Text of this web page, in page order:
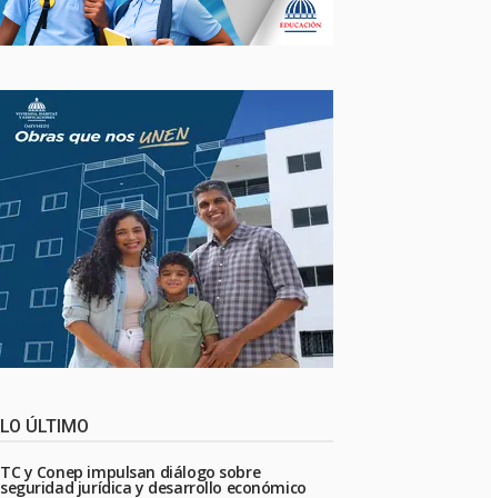
LO ÚLTIMO
TC y Conep impulsan diálogo sobre
seguridad jurídica y desarrollo económico